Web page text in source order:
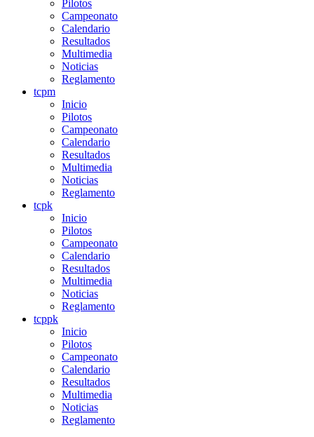
Pilotos
Campeonato
Calendario
Resultados
Multimedia
Noticias
Reglamento
tcpm
Inicio
Pilotos
Campeonato
Calendario
Resultados
Multimedia
Noticias
Reglamento
tcpk
Inicio
Pilotos
Campeonato
Calendario
Resultados
Multimedia
Noticias
Reglamento
tcppk
Inicio
Pilotos
Campeonato
Calendario
Resultados
Multimedia
Noticias
Reglamento